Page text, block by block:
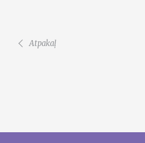
Atpakaļ